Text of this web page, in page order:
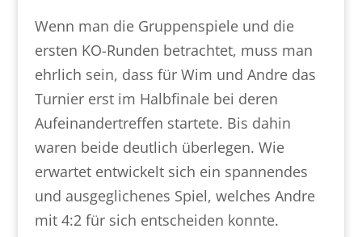
Wenn man die Gruppenspiele und die
ersten KO-Runden betrachtet, muss man
ehrlich sein, dass für Wim und Andre das
Turnier erst im Halbfinale bei deren
Aufeinandertreffen startete. Bis dahin
waren beide deutlich überlegen. Wie
erwartet entwickelt sich ein spannendes
und ausgeglichenes Spiel, welches Andre
mit 4:2 für sich entscheiden konnte.